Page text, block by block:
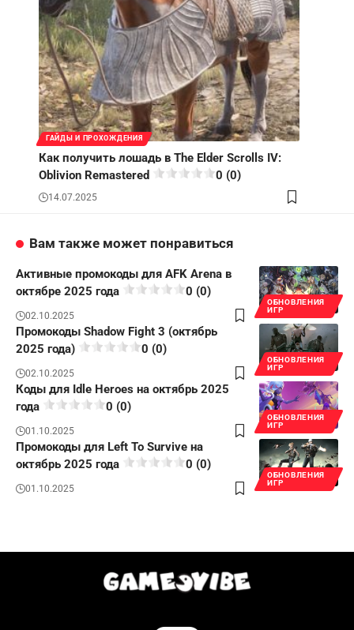
ГАЙДЫ И ПРОХОЖДЕНИЯ
Как получить лошадь в The Elder Scrolls IV:
Oblivion Remastered
0 (0)
14.07.2025
Вам также может понравиться
ОБНОВЛЕНИЯ
ИГР
Активные промокоды для AFK Arena в
октябре 2025 года
0 (0)
02.10.2025
ОБНОВЛЕНИЯ
ИГР
Промокоды Shadow Fight 3 (октябрь
2025 года)
0 (0)
02.10.2025
ОБНОВЛЕНИЯ
ИГР
Коды для Idle Heroes на октябрь 2025
года
0 (0)
01.10.2025
ОБНОВЛЕНИЯ
ИГР
Промокоды для Left To Survive на
октябрь 2025 года
0 (0)
01.10.2025